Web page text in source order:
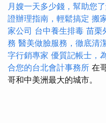
月嫂一天多少錢，幫助您
證辦理指南，輕鬆搞定 搬
家公司 台中養生排毒 苗栗
務 醫美做臉服務，徹底清
字行銷專家 優質記帳士，
合您的台北會計事務所 在
哥和中美洲最大的城市。